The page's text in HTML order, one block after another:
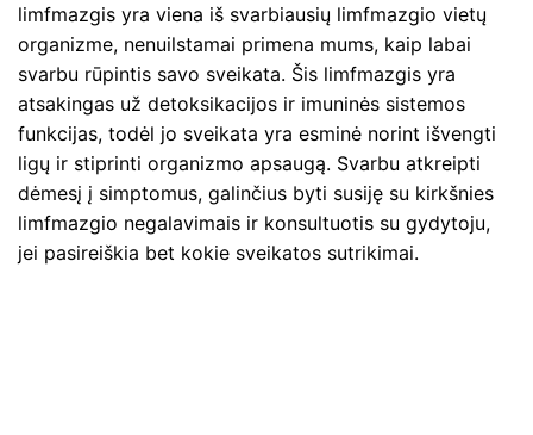
limfmazgis yra viena iš svarbiausių limfmazgio vietų
organizme, nenuilstamai primena mums, kaip labai
svarbu rūpintis savo sveikata. Šis limfmazgis yra
atsakingas už detoksikacijos ir imuninės sistemos
funkcijas, todėl jo sveikata yra esminė norint išvengti
ligų ir stiprinti organizmo apsaugą. Svarbu atkreipti
dėmesį į simptomus, galinčius byti susiję su kirkšnies
limfmazgio negalavimais ir konsultuotis su gydytoju,
jei pasireiškia bet kokie sveikatos sutrikimai.